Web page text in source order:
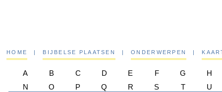
HOME | BIJBELSE PLAATSEN | ONDERWERPEN |
A B C D E F G
H
N
O P Q R S T U